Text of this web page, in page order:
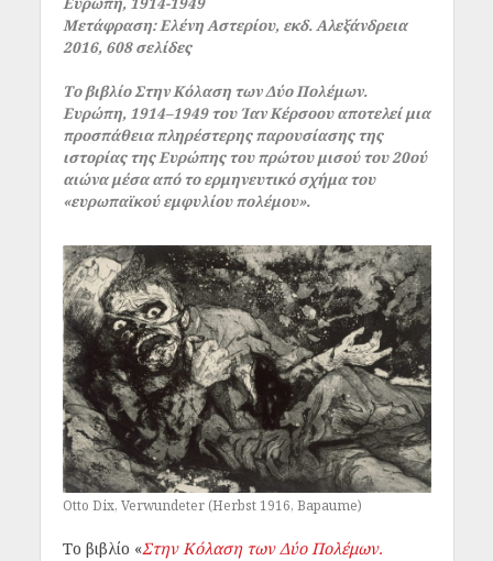
Μετάφραση: Ελένη Αστερίου, εκδ. Αλεξάνδρεια
2016, 608 σελίδες
Το βιβλίοΣτην Κόλαση των Δύο Πολέμων.
Ευρώπη, 1914–1949του Ίαν Κέρσοου αποτελεί μια
προσπάθεια πληρέστερης παρουσίασης της
ιστορίας της Ευρώπης του πρώτου μισού του 20ού
αιώνα μέσα από το ερμηνευτικό σχήμα του
«ευρωπαϊκού εμφυλίου πολέμου».
Otto Dix, Verwundeter (Herbst 1916, Bapaume)
Το βιβλίο «Στην Κόλαση των Δύο Πολέμων.